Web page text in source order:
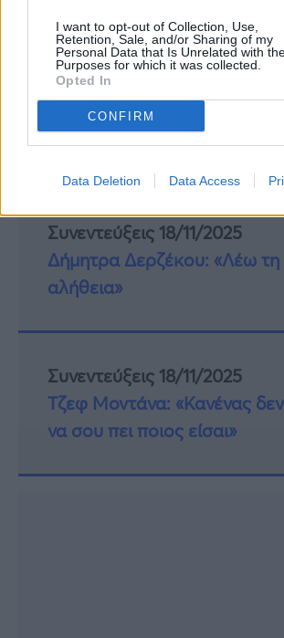
I want to opt-out of Collection, Use,
Retention, Sale, and/or Sharing of my
Personal Data that Is Unrelated with
Purposes for which it was collected.
Opted In
CONFIRM
Data Deletion Data Access
Συνεντεύξεις 18/11/2025
Δήμητρα Δερζέκου: «Λέω τη
αλήθεια»
Συνεντεύξεις 18/11/2025
Τζεφ Μοντάνα: «Κανένας
να σου πει ποιος είσαι»